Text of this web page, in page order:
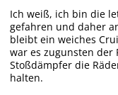
Ich weiß, ich bin die
gefahren und daher
bleibt ein weiches
war es zugunsten der
Stoßdämpfer die
halten.